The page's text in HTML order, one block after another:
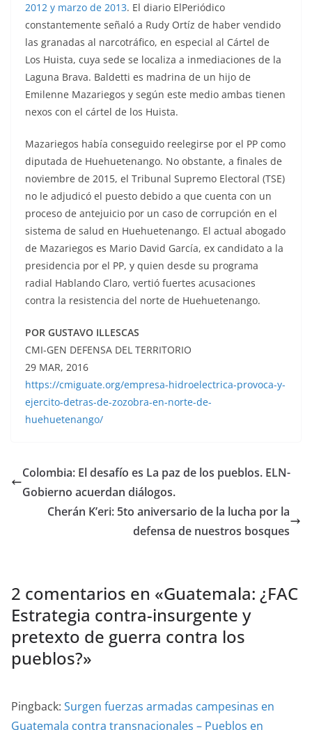
2012 y marzo de 2013. El diario ElPeriódico
constantemente señaló a Rudy Ortíz de haber vendido
las granadas al narcotráfico, en especial al Cártel de
Los Huista, cuya sede se localiza a inmediaciones de la
Laguna Brava. Baldetti es madrina de un hijo de
Emilenne Mazariegos y según este medio ambas tienen
nexos con el cártel de los Huista.
Mazariegos había conseguido reelegirse por el PP como
diputada de Huehuetenango. No obstante, a finales de
noviembre de 2015, el Tribunal Supremo Electoral (TSE)
no le adjudicó el puesto debido a que cuenta con un
proceso de antejuicio por un caso de corrupción en el
sistema de salud en Huehuetenango. El actual abogado
de Mazariegos es Mario David García, ex candidato a la
presidencia por el PP, y quien desde su programa
radial Hablando Claro, vertió fuertes acusaciones
contra la resistencia del norte de Huehuetenango.
POR GUSTAVO ILLESCAS
CMI-GEN DEFENSA DEL TERRITORIO
29 MAR, 2016
https://cmiguate.org/empresa-hidroelectrica-provoca-y-
ejercito-detras-de-zozobra-en-norte-de-
huehuetenango/
Colombia: El desafío es La paz de los pueblos. ELN-
Gobierno acuerdan diálogos.
Cherán K’eri: 5to aniversario de la lucha por la
defensa de nuestros bosques
2 comentarios en «Guatemala: ¿FAC
Estrategia contra-insurgente y
pretexto de guerra contra los
pueblos?»
Pingback: Surgen fuerzas armadas campesinas en
Guatemala contra transnacionales – Pueblos en